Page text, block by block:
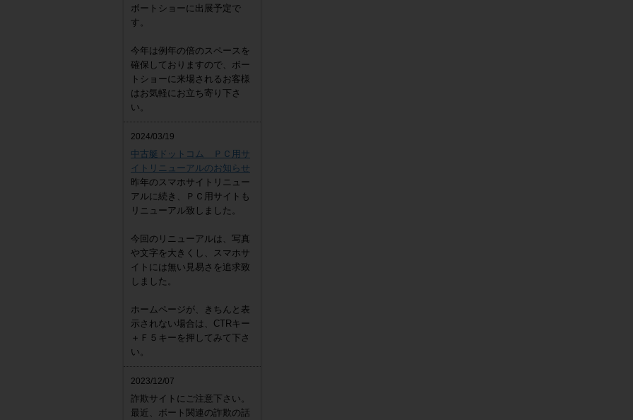
ボートショーに出展予定で
す。
今年は例年の倍のスペースを
確保しておりますので、ボー
トショーに来場されるお客様
はお気軽にお立ち寄り下さ
い。
2024/03/19
中古艇ドットコム ＰＣ用サ
イトリニューアルのお知らせ
昨年のスマホサイトリニュー
アルに続き、ＰＣ用サイトも
リニューアル致しました。
今回のリニューアルは、写真
や文字を大きくし、スマホサ
イトには無い見易さを追求致
しました。
ホームページが、きちんと表
示されない場合は、CTRキー
＋Ｆ５キーを押してみて下さ
い。
2023/12/07
詐欺サイトにご注意下さい。
最近、ボート関連の詐欺の話